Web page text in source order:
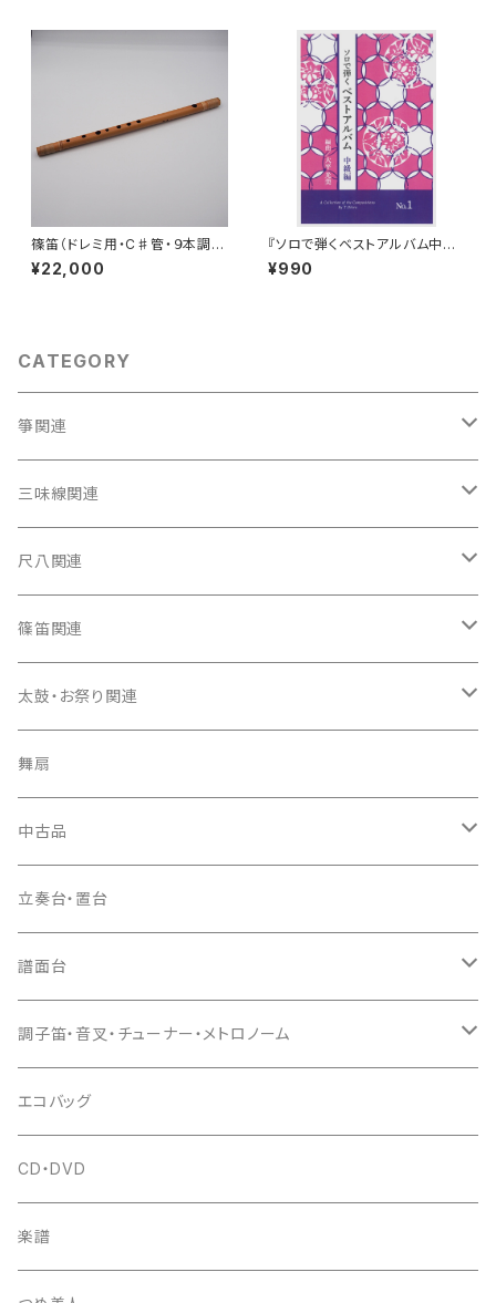
篠笛（ドレミ用・C♯管・９本調
子）
¥22,000
『ソロで弾くベストアルバム中級
編 No.1 』
¥990
CATEGORY
箏関連
箏（本体）
箏カバー
箏袋
口前袋・尾布
爪・爪輪
爪入
爪駒入
猫足入
爪ばさみ
箏柱
柱入
平柱入
三角柱入
琴台
13絃用琴台（低）
三味線関連
三味線（本体）
三味線ケース
長トランク・三ツ折トランク
ソフトケース
雨用カバー
長袋・三ツ組袋・胴袋
胴掛
根緒
糸
(丸三) 寿糸
はつね糸
駒
地唄駒
長唄駒
糸駒入
爪駒入
撥入
一丁撥入
尺八関連
尺八（本体）
尺八袋
歌口キャップ
つゆ切り
篠笛関連
篠笛（本体）
お祭り用６穴
お祭り用７穴
篠笛袋
太鼓・お祭り関連
太鼓（本体）
太鼓撥
手拍子（チャンチャン）
当り鉦
シュモク（当り鉦バチ）
舞扇
中古品
箏（本体）
三味線（本体）
立奏台・置台
譜面台
座奏用譜面台
立奏用譜面台
調子笛・音叉・チューナー・メトロノーム
調子笛・音叉
チューナー・メトロノーム
エコバッグ
CD・DVD
楽譜